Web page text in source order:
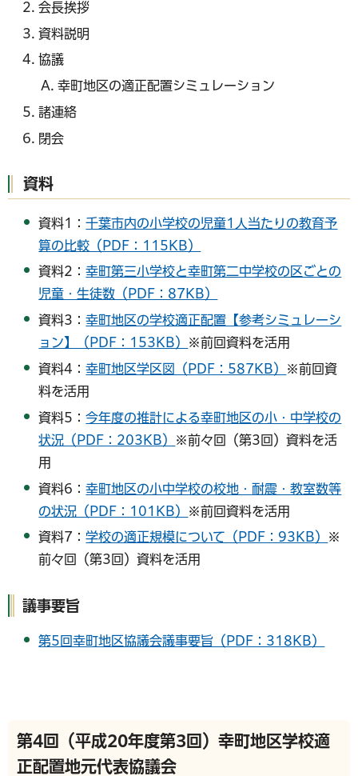
会長挨拶
資料説明
協議
幸町地区の適正配置シミュレーション
諸連絡
閉会
資料
資料1：千葉市内の小学校の児童1人当たりの教育予
算の比較（PDF：115KB）
資料2：幸町第三小学校と幸町第二中学校の区ごとの
児童・生徒数（PDF：87KB）
資料3：幸町地区の学校適正配置【参考シミュレーシ
ョン】（PDF：153KB）
※前回資料を活用
資料4：幸町地区学区図（PDF：587KB）
※前回資
料を活用
資料5：今年度の推計による幸町地区の小・中学校の
状況（PDF：203KB）
※前々回（第3回）資料を活
用
資料6：幸町地区の小中学校の校地・耐震・教室数等
の状況（PDF：101KB）
※前回資料を活用
資料7：学校の適正規模について（PDF：93KB）
※
前々回（第3回）資料を活用
議事要旨
第5回幸町地区協議会議事要旨（PDF：318KB）
第4回（平成20年度第3回）幸町地区学校適
正配置地元代表協議会